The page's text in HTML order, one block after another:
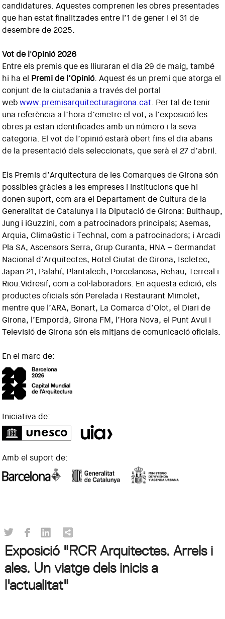
candidatures. Aquestes comprenen les obres presentades
que han estat finalitzades entre l’1 de gener i el 31 de
desembre de 2025.
Vot de l'Opinió 2026
Entre els premis que es lliuraran el dia 29 de maig, també
hi ha el Premi de l’Opinió. Aquest és un premi que atorga el
conjunt de la ciutadania a través del portal
webwww.premisarquitecturagirona.cat. Per tal de tenir
una referència a l’hora d’emetre el vot, a l’exposició les
obres ja estan identificades amb un número i la seva
categoria. El vot de l’opinió estarà obert fins el dia abans
de la presentació dels seleccionats, que serà el 27 d’abril.
Els Premis d’Arquitectura de les Comarques de Girona són
possibles gràcies a les empreses i institucions que hi
donen suport, com ara el Departament de Cultura de la
Generalitat de Catalunya i la Diputació de Girona: Bulthaup,
Jung i iGuzzini, com a patrocinadors principals; Asemas,
Arquia, ClimaQstic i Technal, com a patrocinadors; i Arcadi
Pla SA, Ascensors Serra, Grup Curanta, HNA – Germandat
Nacional d’Arquitectes, Hotel Ciutat de Girona, Iscletec,
Japan 21, Palahí, Plantalech, Porcelanosa, Rehau, Terreal i
Riou.Vidresif, com a col·laboradors. En aquesta edició, els
productes oficials són Perelada i Restaurant Mimolet,
mentre que l’ARA, Bonart, La Comarca d’Olot, el Diari de
Girona, l’Empordà, Girona FM, l’Hora Nova, el Punt Avui i
Televisió de Girona són els mitjans de comunicació oficials.
En el marc de:
Iniciativa de:
Amb el suport de:
Exposició "RCR Arquitectes. Arrels i
ales. Un viatge dels inicis a
l'actualitat"